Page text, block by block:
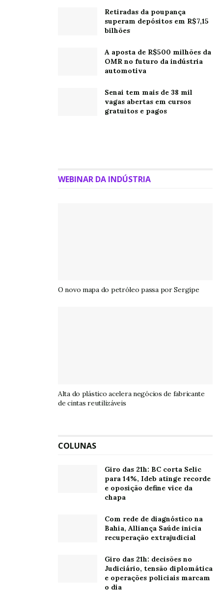
Retiradas da poupança
superam depósitos em R$7,15
bilhões
A aposta de R$500 milhões da
OMR no futuro da indústria
automotiva
Senai tem mais de 38 mil
vagas abertas em cursos
gratuitos e pagos
WEBINAR DA INDÚSTRIA
O novo mapa do petróleo passa por Sergipe
Alta do plástico acelera negócios de fabricante
de cintas reutilizáveis
COLUNAS
Giro das 21h: BC corta Selic
para 14%, Ideb atinge recorde
e oposição define vice da
chapa
Com rede de diagnóstico na
Bahia, Alliança Saúde inicia
recuperação extrajudicial
Giro das 21h: decisões no
Judiciário, tensão diplomática
e operações policiais marcam
o dia